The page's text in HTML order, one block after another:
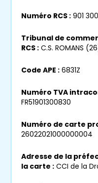
Numéro RCS : 901
Tribunal de
RCS : C.S. ROMANS
Code APE : 6831Z
Numéro TVA
FR51901300830
Numéro de carte
26022021000000004
Adresse de la
la carte : CCI de la
Renseignez votre
politiques de
Recevoir les